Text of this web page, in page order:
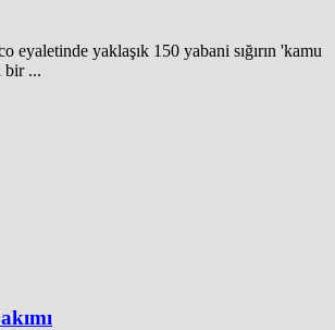
yaklaşık 150 yabani sığırın 'kamu
bir ...